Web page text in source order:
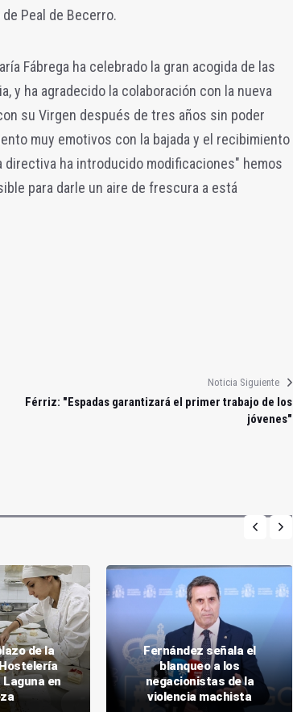
Peal de Becerro.
Fábrega ha celebrado la gran acogida de las
y ha agradecido la colaboración con la nueva
su Virgen después de tres años sin poder
muy emotivos con la bajada y el recibimiento
directiva ha introducido modificaciones" hemos
para darle un aire de frescura a está
Noticia Siguiente
Férriz: "Espadas garantizará el primer trabajo de los
jóvenes"
de la
en
Fernández señala el
blanqueo a los
negacionistas de la
violencia machista